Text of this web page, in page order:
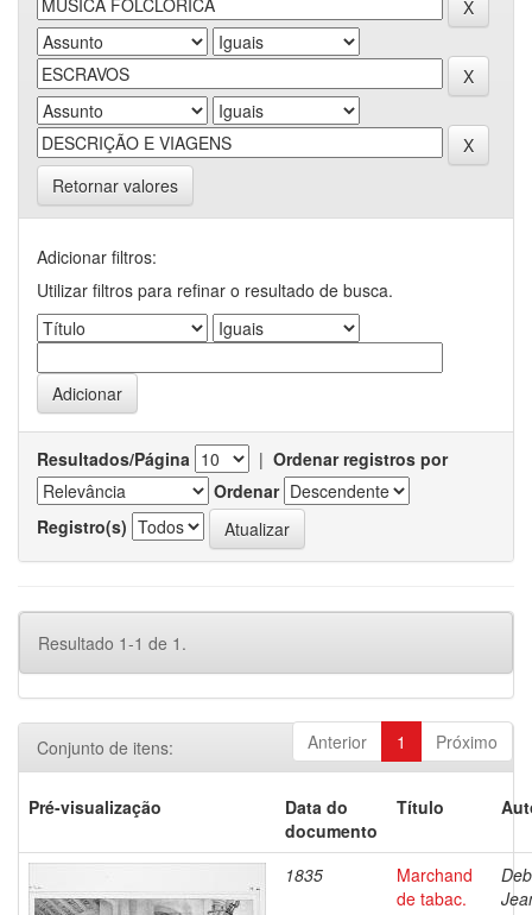
Retornar valores
Adicionar filtros:
Utilizar filtros para refinar o resultado de busca.
Resultados/Página | Ordenar registros por
Ordenar
Registro(s)
Resultado 1-1 de 1.
Anterior 1 Próximo
Conjunto de itens:
Pré-visualização
Data do
documento
Título
1835
Marchand
de tabac.